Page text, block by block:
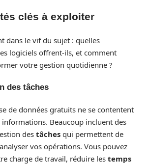
clés à exploiter
dans le vif du sujet : quelles
logiciels offrent-ils, et comment
votre gestion quotidienne ?
des tâches
de données gratuits ne se contentent
informations. Beaucoup incluent des
des tâches qui permettent de
vos opérations. Vous pouvez
charge de travail, réduire les temps